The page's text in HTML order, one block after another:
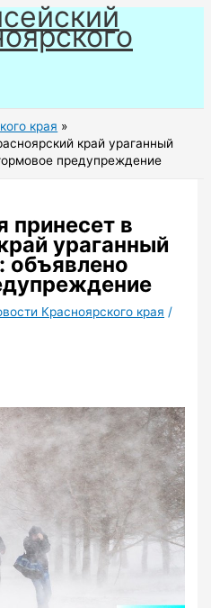
края
край ураганный
предупреждение
принесет в
ураганный
объявлено
Красноярского края /